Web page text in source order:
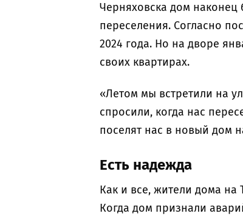
Черняховска дом
переселения. Согласно
2024 года. Но на дворе
своих квартирах.
«Летом мы встретили на
спросили, когда нас
поселят нас в новый дом
Есть надежда
Как и все, жители дома на
Когда дом признали